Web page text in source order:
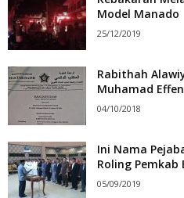
Model Manado
25/12/2019
Rabithah
Muhamad
04/10/2018
Ini Nama
Roling Pemkab
05/09/2019